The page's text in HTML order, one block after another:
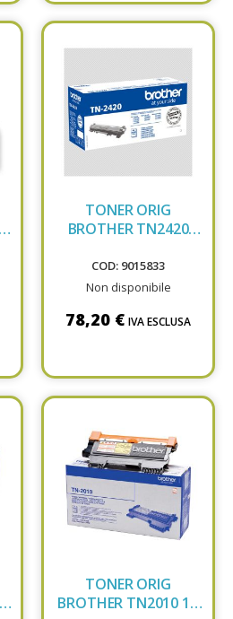
TONER ORIG
BROTHER TN2420
COD: 9015833
Non disponibile
78,20 € IVA ESCLUSA
TONER ORIG
BROTHER TN2010 1K